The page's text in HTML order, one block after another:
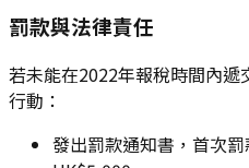
罰款與法律責任
若未能在2022年報稅時間內
行動：
發出罰款通知書，首次